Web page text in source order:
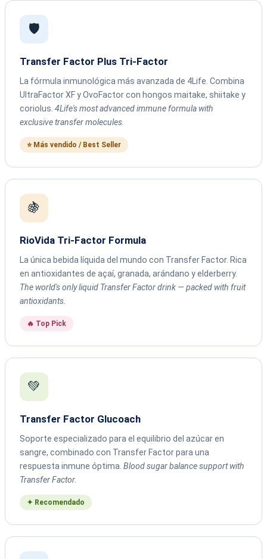
🛡️
Transfer Factor Plus Tri-Factor
La fórmula inmunológica más avanzada de 4Life. Combina
UltraFactor XF y OvoFactor con hongos maitake, shiitake y
coriolus. 4Life's most advanced immune formula with
exclusive transfer molecules.
⭐ Más vendido / Best Seller
🍇
RioVida Tri-Factor Formula
La única bebida líquida del mundo con Transfer Factor. Rica
en antioxidantes de açaí, granada, arándano y elderberry.
The world's only liquid Transfer Factor drink — packed with fruit
antioxidants.
🔥 Top Pick
💚
Transfer Factor Glucoach
Soporte especializado para el equilibrio del azúcar en
sangre, combinado con Transfer Factor para una
respuesta inmune óptima. Blood sugar balance support with
Transfer Factor.
✦ Recomendado